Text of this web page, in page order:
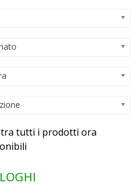
tutti i prodotti ora